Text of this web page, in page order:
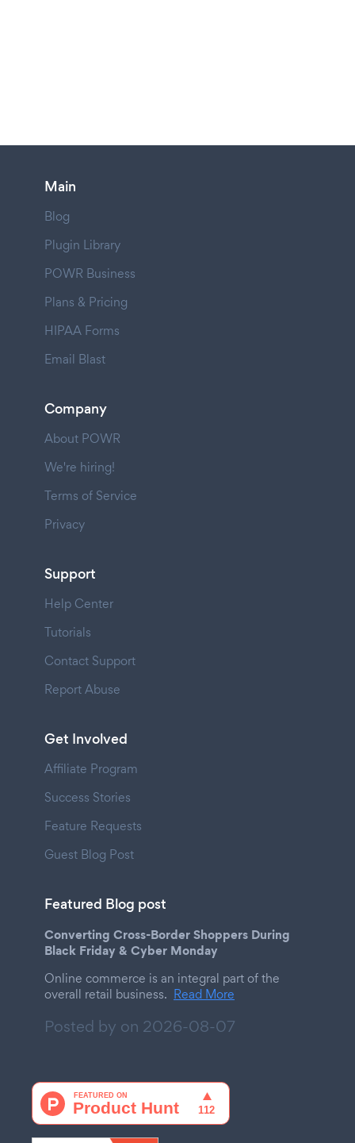
Main
Blog
Plugin Library
POWR Business
Plans & Pricing
HIPAA Forms
Email Blast
Company
About POWR
We're hiring!
Terms of Service
Privacy
Support
Help Center
Tutorials
Contact Support
Report Abuse
Get Involved
Affiliate Program
Success Stories
Feature Requests
Guest Blog Post
Featured Blog post
Converting Cross-Border Shoppers During
Black Friday & Cyber Monday
Online commerce is an integral part of the
overall retail business. Read More
Posted by on 2026-08-07